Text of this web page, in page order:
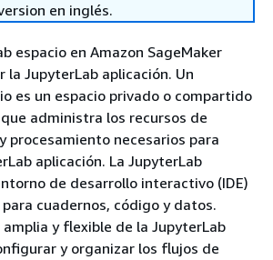
en inglés.
espacio en Amazon SageMaker
la JupyterLab aplicación. Un
es un espacio privado o compartido
administra los recursos de
procesamiento necesarios para
aplicación. La JupyterLab
de desarrollo interactivo (IDE)
cuadernos, código y datos.
y flexible de la JupyterLab
y organizar los flujos de